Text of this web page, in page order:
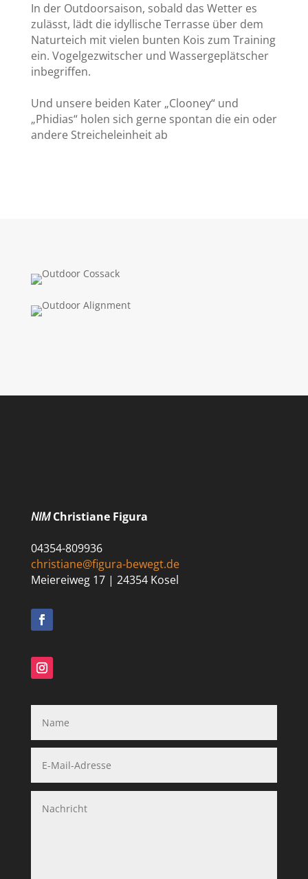
In der Outdoorsaison, sobald das Wetter es
zulässt, lädt die idyllische Terrasse über dem
Naturteich mit vielen bunten Kois zum Training
ein. Vogelgezwitscher und Wassergeplätscher
inbegriffen.
Und unsere beiden Kater „Clooney“ und
„Phidias“ holen sich gerne spontan die ein oder
andere Streicheleinheit ab
NIMChristiane Figura
04354-809936
christiane@figura-bewegt.de
Meiereiweg 17 | 24354 Kosel